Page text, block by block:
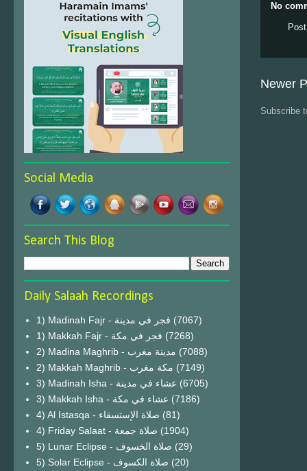
No
Newer
Subscribe
Social Media
Search This Blog
Daily Salaah Recordings
1) Madinah Fajr - فجر في مدينة (7067)
1) Makkah Fajr - فجر في مكة (7268)
2) Madina Maghrib - مدينة مغرب (7088)
2) Makkah Maghrib - مكة مغرب (7149)
3) Madinah Isha - عشاء في مدينة (6705)
3) Makkah Isha - عشاء في مكة (7186)
4) Al Istasqa - صلاة الإستسقاء (81)
4) Friday Salaat - صلاة جمعة (1904)
5) Lunar Eclipse - صلاة الخسوف (29)
(20)